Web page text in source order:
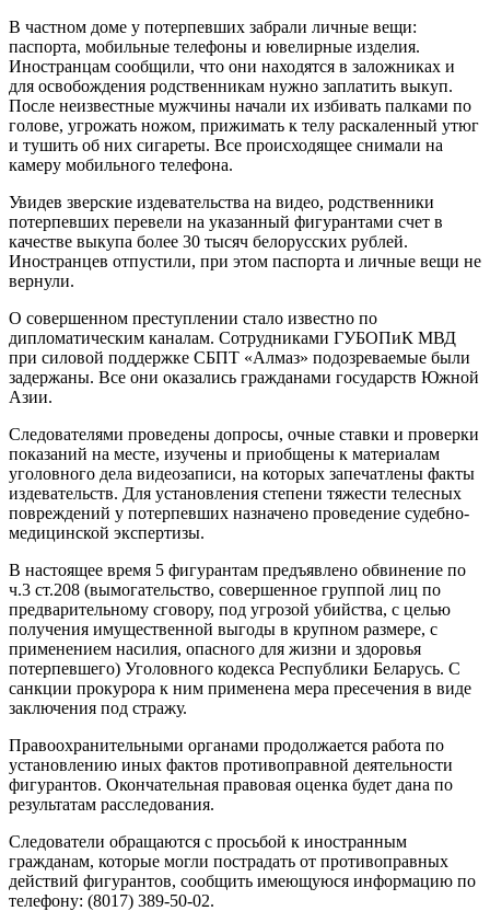
В частном доме у потерпевших забрали личные вещи:
паспорта, мобильные телефоны и ювелирные изделия.
Иностранцам сообщили, что они находятся в заложниках и
для освобождения родственникам нужно заплатить выкуп.
После неизвестные мужчины начали их избивать палками по
голове, угрожать ножом, прижимать к телу раскаленный утюг
и тушить об них сигареты. Все происходящее снимали на
камеру мобильного телефона.
Увидев зверские издевательства на видео, родственники
потерпевших перевели на указанный фигурантами счет в
качестве выкупа более 30 тысяч белорусских рублей.
Иностранцев отпустили, при этом паспорта и личные вещи не
вернули.
О совершенном преступлении стало известно по
дипломатическим каналам. Сотрудниками ГУБОПиК МВД
при силовой поддержке СБПТ «Алмаз» подозреваемые были
задержаны. Все они оказались гражданами государств Южной
Азии.
Следователями проведены допросы, очные ставки и проверки
показаний на месте, изучены и приобщены к материалам
уголовного дела видеозаписи, на которых запечатлены факты
издевательств. Для установления степени тяжести телесных
повреждений у потерпевших назначено проведение судебно-
медицинской экспертизы.
В настоящее время 5 фигурантам предъявлено обвинение по
ч.3 ст.208 (вымогательство, совершенное группой лиц по
предварительному сговору, под угрозой убийства, с целью
получения имущественной выгоды в крупном размере, с
применением насилия, опасного для жизни и здоровья
потерпевшего) Уголовного кодекса Республики Беларусь. С
санкции прокурора к ним применена мера пресечения в виде
заключения под стражу.
Правоохранительными органами продолжается работа по
установлению иных фактов противоправной деятельности
фигурантов. Окончательная правовая оценка будет дана по
результатам расследования.
Следователи обращаются с просьбой к иностранным
гражданам, которые могли пострадать от противоправных
действий фигурантов, сообщить имеющуюся информацию по
телефону: (8017) 389-50-02.